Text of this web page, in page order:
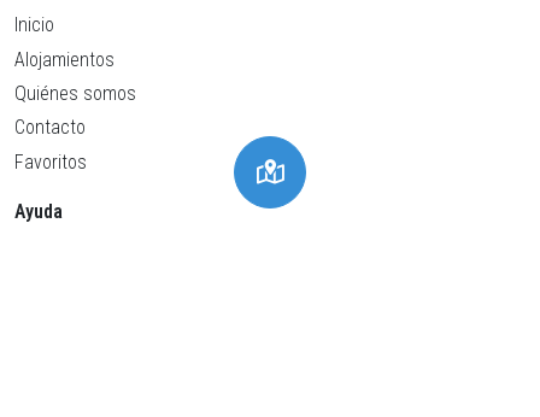
Inicio
Alojamientos
Quiénes somos
Contacto
Favoritos
Ayuda